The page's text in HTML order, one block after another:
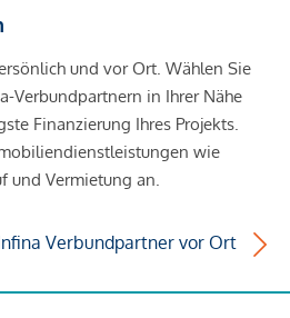
und vor Ort. Wählen Sie
Verbundpartnern in Ihrer Nähe
Finanzierung Ihres Projekts.
wie
und Vermietung an.
Verbundpartner vor Ort